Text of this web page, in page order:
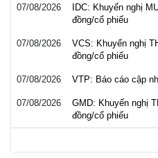
07/08/2026
IDC: Khuyến nghị
đồng/cổ phiếu
07/08/2026
VCS: Khuyến nghị
đồng/cổ phiếu
07/08/2026 VTP: Báo cáo cập
07/08/2026
GMD: Khuyến nghị
đồng/cổ phiếu